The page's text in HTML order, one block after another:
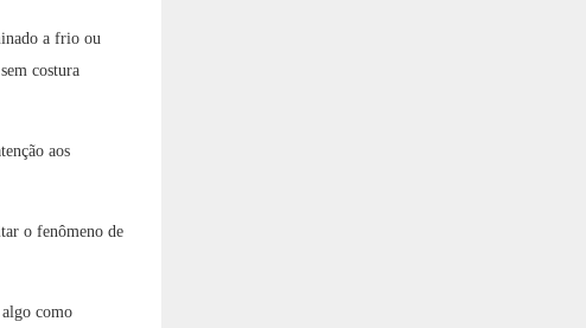
a frio ou
costura
aos
o fenômeno de
como